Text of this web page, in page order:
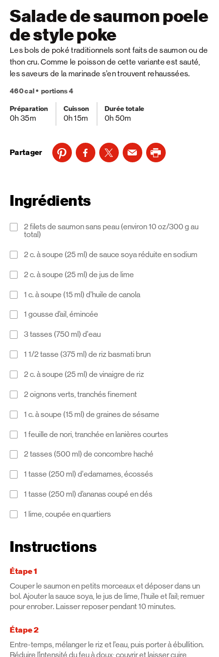
Salade de saumon poele
de style poke
Les bols de poké traditionnels sont faits de saumon ou de
thon cru. Comme le poisson de cette variante est sauté,
les saveurs de la marinade s’en trouvent rehaussées.
460 cal
portions 4
Préparation
0h 35m
Cuisson
0h 15m
Durée totale
0h 50m
Partager
Ingrédients
2 filets de saumon sans peau (environ 10 oz/300 g au
total)
2 c. à soupe (25 ml) de sauce soya réduite en sodium
2 c. à soupe (25 ml) de jus de lime
1 c. à soupe (15 ml) d’huile de canola
1 gousse d’ail, émincée
3 tasses (750 ml) d’eau
1 1/2 tasse (375 ml) de riz basmati brun
2 c. à soupe (25 ml) de vinaigre de riz
2 oignons verts, tranchés finement
1 c. à soupe (15 ml) de graines de sésame
1 feuille de nori, tranchée en lanières courtes
2 tasses (500 ml) de concombre haché
1 tasse (250 ml) d’edamames, écossés
1 tasse (250 ml) d’ananas coupé en dés
1 lime, coupée en quartiers
Instructions
Étape 1
Couper le saumon en petits morceaux et déposer dans un
bol. Ajouter la sauce soya, le jus de lime, l’huile et l’ail; remuer
pour enrober. Laisser reposer pendant 10 minutes.
Étape 2
Entre-temps, mélanger le riz et l’eau, puis porter à ébullition.
Réduire l’intensité du feu à doux; couvrir et laisser cuire